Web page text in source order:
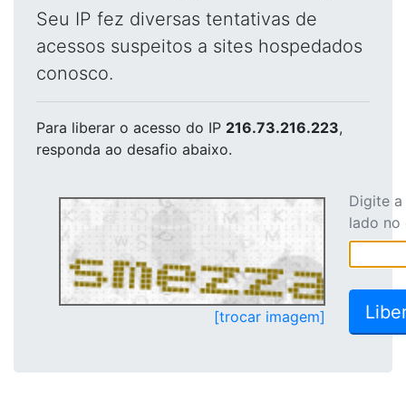
Seu IP fez diversas tentativas de
acessos suspeitos a sites hospedados
conosco.
Para liberar o acesso do IP 216.73.216.223,
responda ao desafio abaixo.
[trocar imagem]
Digite
lado no